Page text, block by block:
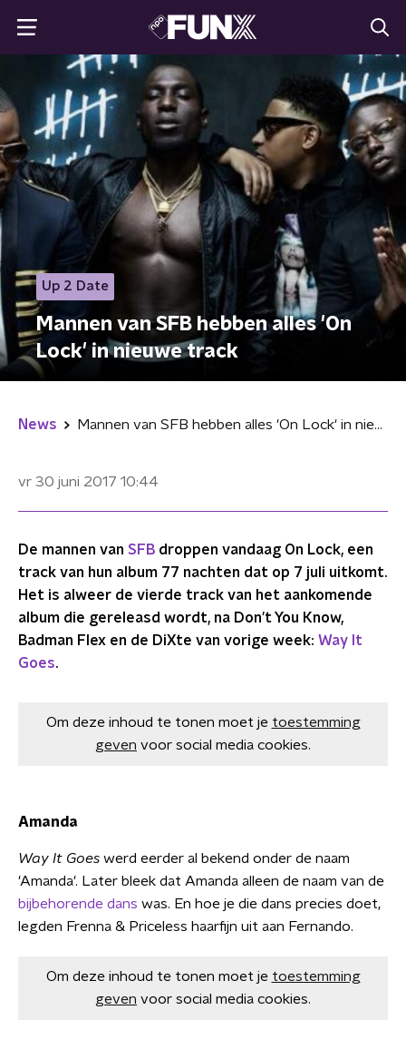
Up 2 Date
Mannen van SFB hebben alles 'On
Lock' in nieuwe track
News Mannen van SFB hebben alles 'On Lock' in nieuwe track
vr 30 juni 2017 10:44
De mannen van SFB droppen vandaag On Lock, een
track van hun album 77 nachten dat op 7 juli uitkomt.
Het is alweer de vierde track van het aankomende
album die gereleasd wordt, na Don't You Know,
Badman Flex en de DiXte van vorige week: Way It
Goes.
Om deze inhoud te tonen moet je toestemming
geven voor social media cookies.
Amanda
Way It Goes werd eerder al bekend onder de naam
'Amanda'. Later bleek dat Amanda alleen de naam van de
bijbehorende dans was. En hoe je die dans precies doet,
legden Frenna & Priceless haarfijn uit aan Fernando.
Om deze inhoud te tonen moet je toestemming
geven voor social media cookies.